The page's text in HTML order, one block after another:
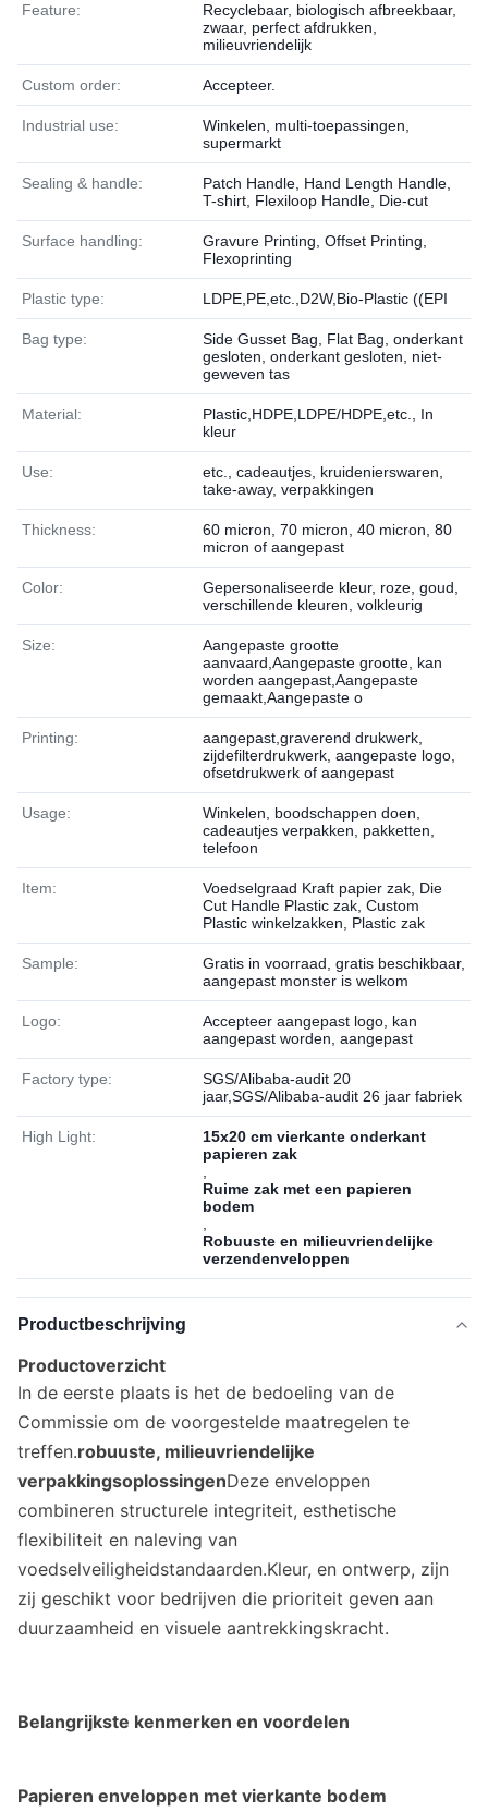
Feature:
Recyclebaar, biologisch afbreekbaar,
zwaar, perfect afdrukken,
milieuvriendelijk
Custom order: Accepteer.
Industrial use:
Winkelen, multi-toepassingen,
supermarkt
Sealing & handle:
Patch Handle, Hand Length Handle,
T-shirt, Flexiloop Handle, Die-cut
Surface handling:
Gravure Printing, Offset Printing,
Flexoprinting
Plastic type: LDPE,PE,etc.,D2W,Bio-Plastic ((EPI
Bag type:
Side Gusset Bag, Flat Bag, onderkant
gesloten, onderkant gesloten, niet-
geweven tas
Material:
Plastic,HDPE,LDPE/HDPE,etc., In
kleur
Use:
etc., cadeautjes, kruidenierswaren,
take-away, verpakkingen
Thickness:
60 micron, 70 micron, 40 micron, 80
micron of aangepast
Color:
Gepersonaliseerde kleur, roze, goud,
verschillende kleuren, volkleurig
Size:
Aangepaste grootte
aanvaard,Aangepaste grootte, kan
worden aangepast,Aangepaste
gemaakt,Aangepaste o
Printing:
aangepast,graverend drukwerk,
zijdefilterdrukwerk, aangepaste logo,
ofsetdrukwerk of aangepast
Usage:
Winkelen, boodschappen doen,
cadeautjes verpakken, pakketten,
telefoon
Item:
Voedselgraad Kraft papier zak, Die
Cut Handle Plastic zak, Custom
Plastic winkelzakken, Plastic zak
Sample:
Gratis in voorraad, gratis beschikbaar,
aangepast monster is welkom
Logo:
Accepteer aangepast logo, kan
aangepast worden, aangepast
Factory type:
SGS/Alibaba-audit 20
jaar,SGS/Alibaba-audit 26 jaar fabriek
High Light:
15x20 cm vierkante onderkant
papieren zak
Ruime zak met een papieren
bodem
Robuuste en milieuvriendelijke
verzendenveloppen
Productbeschrijving
Productoverzicht
In de eerste plaats is het de bedoeling van de
Commissie om de voorgestelde maatregelen te
treffen.robuuste, milieuvriendelijke
verpakkingsoplossingenDeze enveloppen
combineren structurele integriteit, esthetische
flexibiliteit en naleving van
voedselveiligheidstandaarden.Kleur, en ontwerp, zijn
zij geschikt voor bedrijven die prioriteit geven aan
duurzaamheid en visuele aantrekkingskracht.
Belangrijkste kenmerken en voordelen
Papieren enveloppen met vierkante bodem